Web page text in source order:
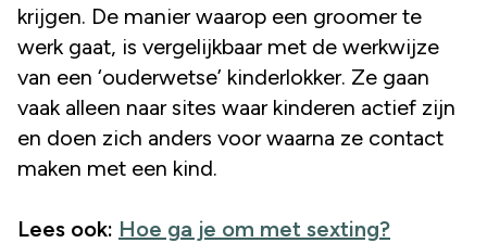
krijgen. De manier waarop een groomer te
werk gaat, is vergelijkbaar met de werkwijze
van een ‘ouderwetse’ kinderlokker. Ze gaan
vaak alleen naar sites waar kinderen actief zijn
en doen zich anders voor waarna ze contact
maken met een kind.
Lees ook: Hoe ga je om met sexting?